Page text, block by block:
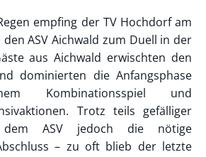
empfing der TV Hochdorf am
ASV Aichwald zum Duell in der
aus Aichwald erwischten den
dominierten die Anfangsphase
Kombinationsspiel und
Trotz teils gefälliger
ASV jedoch die nötige
– zu oft blieb der letzte